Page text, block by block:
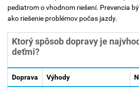
pediatrom o vhodnom riešení. Prevencia
ako riešenie problémov počas jazdy.
Ktorý spôsob dopravy je
deťmi?
Doprava Výhody